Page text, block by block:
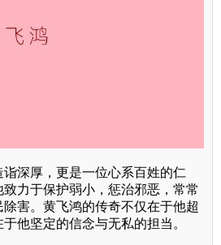
深厚，更是一位心系百姓的仁
力于保护弱小，惩治邪恶，常常
害。黄飞鸿的传奇不仅在于他超
他坚定的信念与无私的担当。